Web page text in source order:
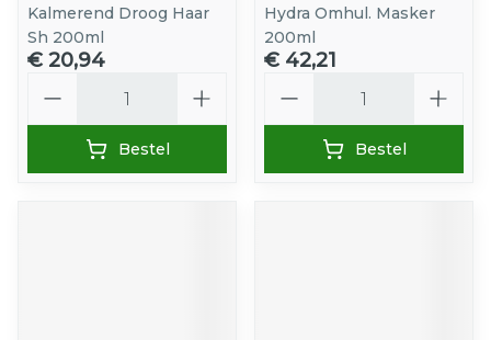
Kalmerend Droog Haar
Sh 200ml
€ 20,94
Bestel
Hydra Omhul. Masker
200ml
€ 42,21
Bestel